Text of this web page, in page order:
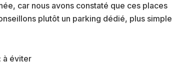
car nous avons constaté que ces places
plutôt un parking dédié, plus simple